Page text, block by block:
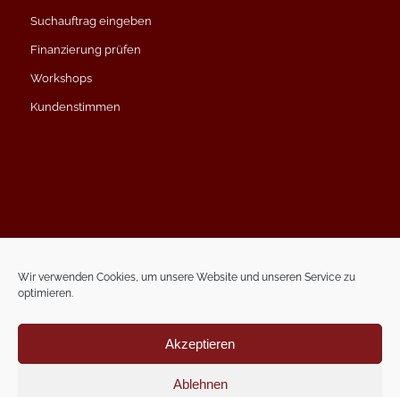
Wir verwenden Cookies, um unsere Website und unseren Service zu
optimieren.
Akzeptieren
Ablehnen
Suchauftrag eingeben
Finanzierung prüfen
Workshops
Kundenstimmen
Datenschutzerklärung